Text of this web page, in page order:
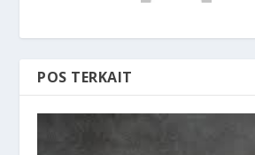
POS TERKAIT